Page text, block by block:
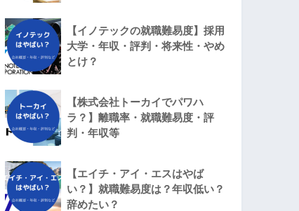
【イノテックの就職難易度】採用
大学・年収・評判・将来性・やめ
とけ？
【株式会社トーカイでパワハ
ラ？】離職率・就職難易度・評
判・年収等
【エイチ・アイ・エスはやば
い？】就職難易度は？年収低い？
辞めたい？